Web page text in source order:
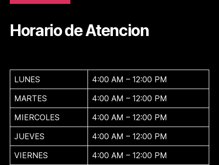
Horario de Atencion
LUNES
4:00 AM – 12:00 PM
MARTES
4:00 AM – 12:00 PM
MIERCOLES
4:00 AM – 12:00 PM
JUEVES
4:00 AM – 12:00 PM
VIERNES
4:00 AM – 12:00 PM